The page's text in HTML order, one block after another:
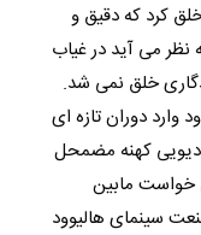
کرد که دقیق و
می آید در غیاب
خلق نمی شد.
وارد دوران تازه ای
کهنه مضمحل
مابین
سینمای هالیوود